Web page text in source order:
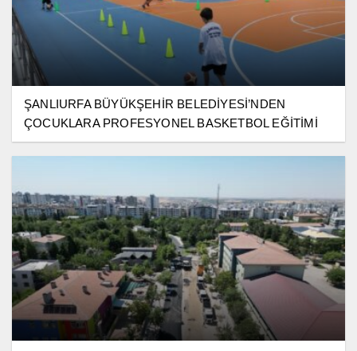
ŞANLIURFA BÜYÜKŞEHİR BELEDİYESİ’NDEN
ÇOCUKLARA PROFESYONEL BASKETBOL EĞİTİMİ